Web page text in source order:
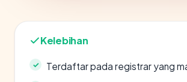
Kelebihan
Terdaftar pada registrar yang